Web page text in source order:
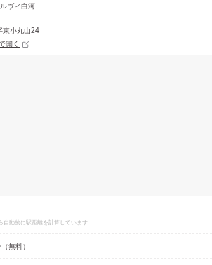
ヴィ白河
東小丸山24
開く
動的に駅距離を計算しています
無料）